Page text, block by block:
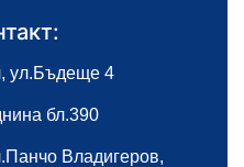
ул.Бъдеще 4
бл.390
Владигеров,